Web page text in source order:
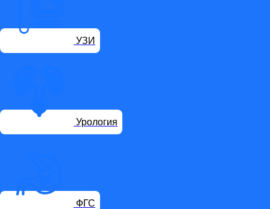
УЗИ
Урология
ФГС